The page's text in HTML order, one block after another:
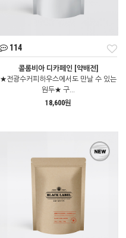
114
콜롬비아 디카페인 [약배전]
★전광수커피하우스에서도 만날 수 있는
원두★ 구...
18,600원